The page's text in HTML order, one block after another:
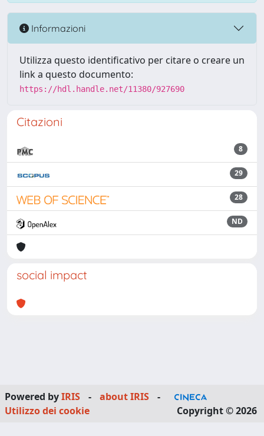
Informazioni
Utilizza questo identificativo per citare o creare un
link a questo documento:
https://hdl.handle.net/11380/927690
Citazioni
8
29
28
ND
social impact
Powered byIRIS - about IRIS
-
Utilizzo dei cookie
Copyright © 2026